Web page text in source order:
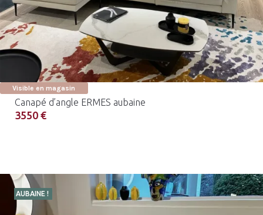
Visible en magasin
Canapé d’angle ERMES aubaine
3550 €
AUBAINE !